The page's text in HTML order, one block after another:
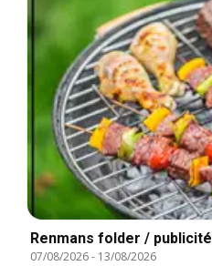
Renmans folder / publicité
07/08/2026- 13/08/2026